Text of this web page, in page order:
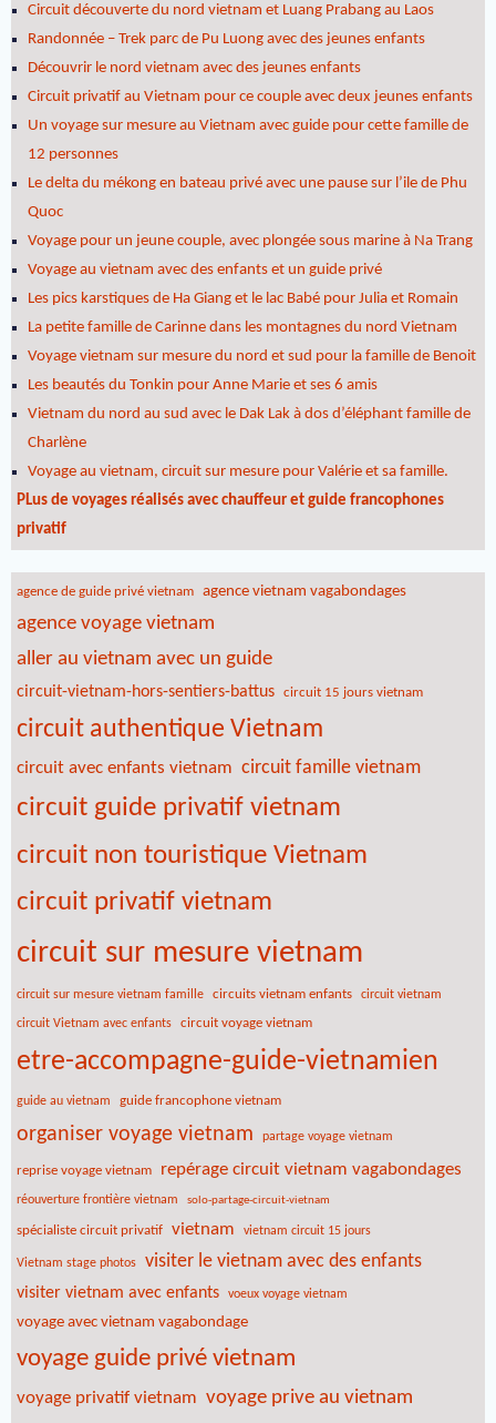
Circuit découverte du nord vietnam et Luang Prabang au Laos
Randonnée – Trek parc de Pu Luong avec des jeunes enfants
Découvrir le nord vietnam avec des jeunes enfants
Circuit privatif au Vietnam pour ce couple avec deux jeunes enfants
Un voyage sur mesure au Vietnam avec guide pour cette famille de
12 personnes
Le delta du mékong en bateau privé avec une pause sur l’ile de Phu
Quoc
Voyage pour un jeune couple, avec plongée sous marine à Na Trang
Voyage au vietnam avec des enfants et un guide privé
Les pics karstiques de Ha Giang et le lac Babé pour Julia et Romain
La petite famille de Carinne dans les montagnes du nord Vietnam
Voyage vietnam sur mesure du nord et sud pour la famille de Benoit
Les beautés du Tonkin pour Anne Marie et ses 6 amis
Vietnam du nord au sud avec le Dak Lak à dos d’éléphant famille de
Charlène
Voyage au vietnam, circuit sur mesure pour Valérie et sa famille.
PLus de voyages réalisés avec chauffeur et guide francophones
privatif
agence de guide privé vietnam agence vietnam vagabondages
agence voyage vietnam
aller au vietnam avec un guide
circuit-vietnam-hors-sentiers-battus circuit 15 jours vietnam
circuit authentique Vietnam
circuit avec enfants vietnam circuit famille vietnam
circuit guide privatif vietnam
circuit non touristique Vietnam
circuit privatif vietnam
circuit sur mesure vietnam
circuit sur mesure vietnam famille circuits vietnam enfants circuit vietnam
circuit Vietnam avec enfants circuit voyage vietnam
etre-accompagne-guide-vietnamien
guide au vietnam guide francophone vietnam
organiser voyage vietnam partage voyage vietnam
reprise voyage vietnam repérage circuit vietnam vagabondages
réouverture frontière vietnam solo-partage-circuit-vietnam
spécialiste circuit privatif vietnam vietnam circuit 15 jours
Vietnam stage photos visiter le vietnam avec des enfants
visiter vietnam avec enfants voeux voyage vietnam
voyage avec vietnam vagabondage
voyage guide privé vietnam
voyage privatif vietnam voyage prive au vietnam